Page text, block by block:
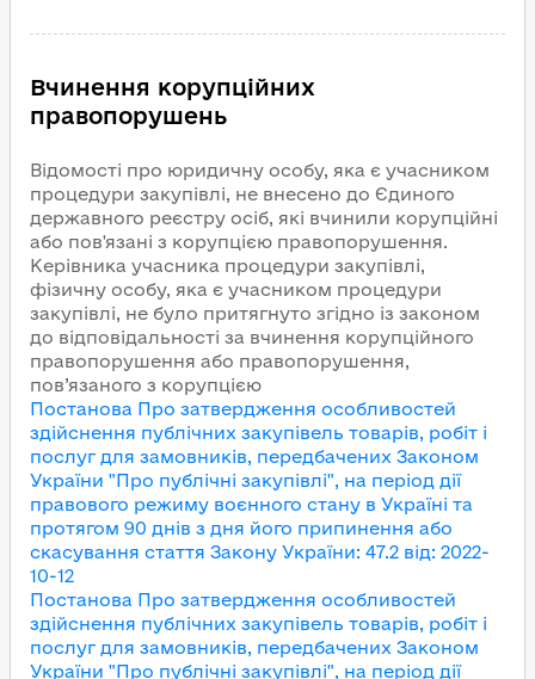
Вчинення корупційних
правопорушень
Відомості про юридичну особу, яка є учасником
процедури закупівлі, не внесено до Єдиного
державного реєстру осіб, які вчинили корупційні
або пов'язані з корупцією правопорушення.
Керівника учасника процедури закупівлі,
фізичну особу, яка є учасником процедури
закупівлі, не було притягнуто згідно із законом
до відповідальності за вчинення корупційного
правопорушення або правопорушення,
пов’язаного з корупцією
Постанова Про затвердження особливостей
здійснення публічних закупівель товарів, робіт і
послуг для замовників, передбачених Законом
України "Про публічні закупівлі", на період дії
правового режиму воєнного стану в Україні та
протягом 90 днів з дня його припинення або
скасування стаття Закону України: 47.2 від: 2022-
10-12
Постанова Про затвердження особливостей
здійснення публічних закупівель товарів, робіт і
послуг для замовників, передбачених Законом
України "Про публічні закупівлі", на період дії